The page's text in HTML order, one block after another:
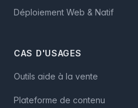
Déploiement Web & Natif
CAS D'USAGES
Outils aide à la vente
Plateforme de contenu